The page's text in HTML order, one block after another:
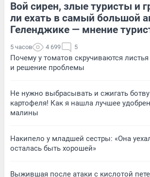
Вой сирен, злые туристы и
ли ехать в самый большой
Геленджике — мнение
5 часов 4 699 5
Почему у томатов скручиваются
и решение проблемы
Не нужно выбрасывать и сжигать
картофеля! Как я нашла лучшее
малины
Накипело у младшей сестры: «Она
осталась быть хорошей»
Выжившая после атаки с кислотой